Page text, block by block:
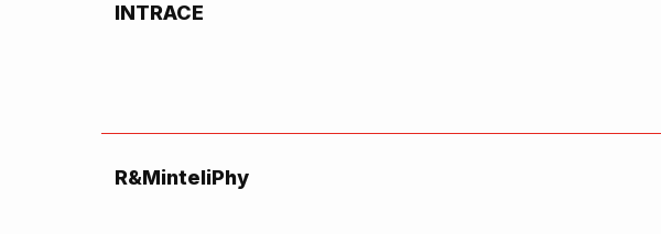
INTRACE
R&MinteliPhy